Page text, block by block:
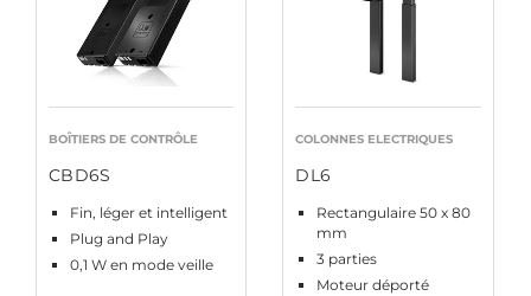
BOÎTIERS DE CONTRÔLE
CBD6S
Fin, léger et intelligent
Plug and Play
0,1 W en mode veille
COLONNES ELECTRIQUES
DL6
Rectangulaire 50 x 80
mm
3 parties
Moteur déporté